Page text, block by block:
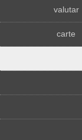
valutar
carte